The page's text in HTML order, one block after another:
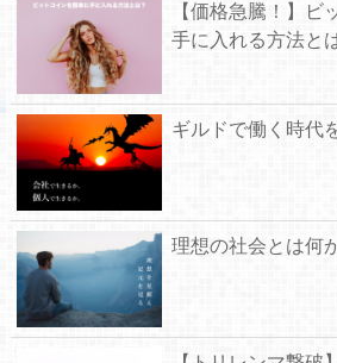
【価格急騰！】ビ
手に入れる方法と
ギルドで働く時代
理想の社会とは何